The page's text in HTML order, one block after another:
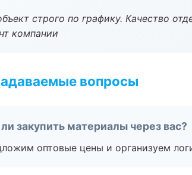
строго по графику. Качество
компании
вопросы
закупить материалы через вас?
оптовые цены и организуем